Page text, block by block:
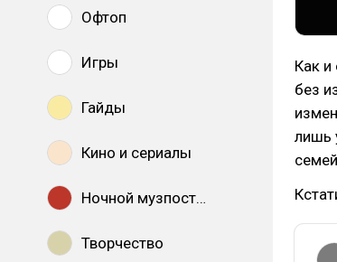
Офтоп
Игры
Гайды
Кино и сериалы
Ночной музпостинг
Творчество
Как и
без
лишь